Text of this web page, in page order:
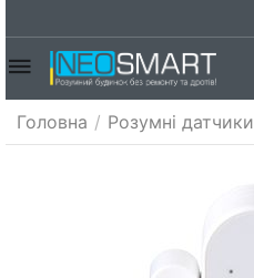
Головна / Розумні датчики